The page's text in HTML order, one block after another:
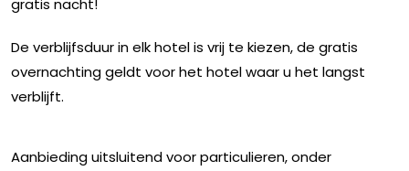
gratis nacht!
De verblijfsduur in elk hotel is vrij te kiezen, de gratis
overnachting geldt voor het hotel waar u het langst
verblijft.
Aanbieding uitsluitend voor particulieren, onder